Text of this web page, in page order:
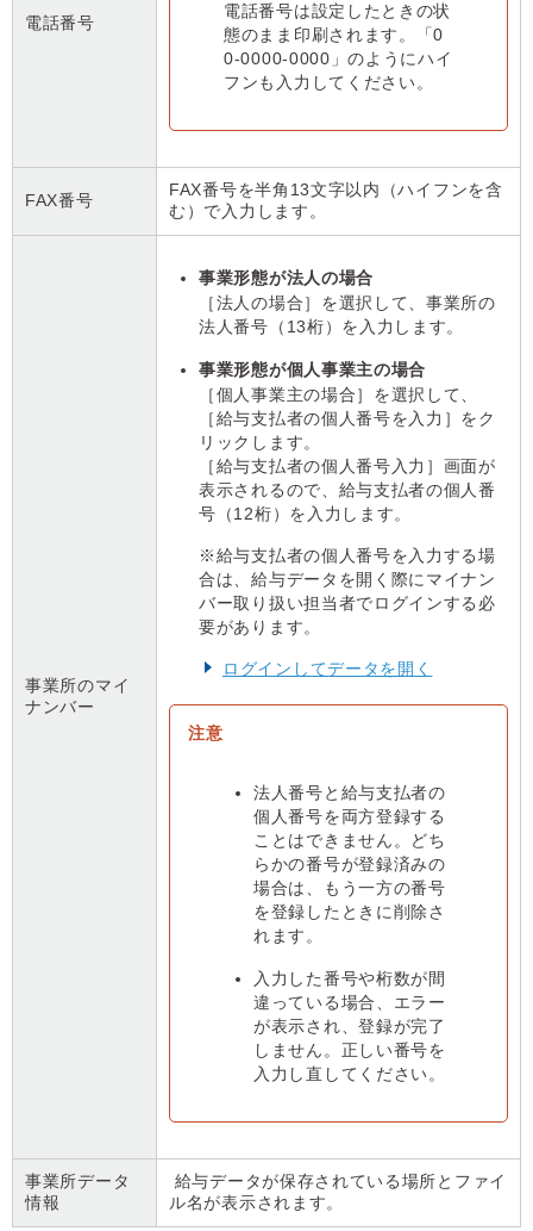
電話番号
電話番号は設定したときの状
態のまま印刷されます。「0
0-0000-0000」のようにハイ
フンも入力してください。
FAX番号
FAX番号を半角13文字以内（ハイフンを含
む）で入力します。
事業所のマイ
ナンバー
事業形態が法人の場合
［法人の場合］を選択して、事業所の
法人番号（13桁）を入力します。
事業形態が個人事業主の場合
［個人事業主の場合］を選択して、
［給与支払者の個人番号を入力］をク
リックします。
［給与支払者の個人番号入力］画面が
表示されるので、給与支払者の個人番
号（12桁）を入力します。
※給与支払者の個人番号を入力する場
合は、給与データを開く際にマイナン
バー取り扱い担当者でログインする必
要があります。
ログインしてデータを開く
法人番号と給与支払者の
個人番号を両方登録する
ことはできません。どち
らかの番号が登録済みの
場合は、もう一方の番号
を登録したときに削除さ
れます。
入力した番号や桁数が間
違っている場合、エラー
が表示され、登録が完了
しません。正しい番号を
入力し直してください。
事業所データ
情報
給与データが保存されている場所とファイ
ル名が表示されます。